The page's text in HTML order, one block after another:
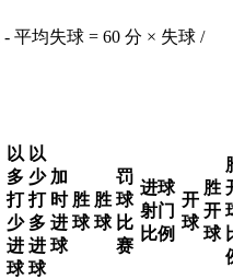
- 平均失球 = 60 分 × 失球 /
以
多
打
少
进
球
以
少
打
多
进
球
加
时
进
球
胜
球
胜
球
罚
球
比
赛
进球
射门
比例
开
球
胜
开
球